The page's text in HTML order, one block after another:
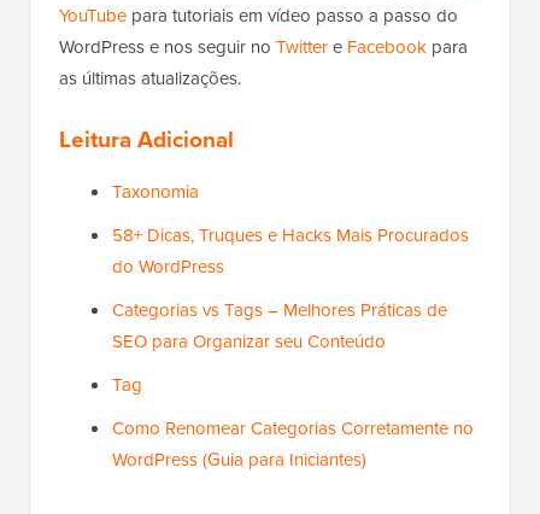
YouTube para tutoriais em vídeo passo a passo do
WordPress e nos seguir no Twittere Facebook para
as últimas atualizações.
Leitura Adicional
Taxonomia
58+ Dicas, Truques e Hacks Mais Procurados
do WordPress
Categorias vs Tags – Melhores Práticas de
SEO para Organizar seu Conteúdo
Tag
Como Renomear Categorias Corretamente no
WordPress (Guia para Iniciantes)